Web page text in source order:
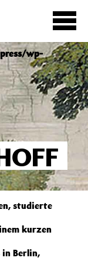
seit
wp-
studierte
kurzen
in Berlin,